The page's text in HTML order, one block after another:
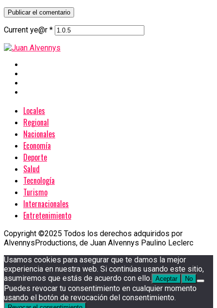
Current ye@r *
Locales
Regional
Nacionales
Economía
Deporte
Salud
Tecnología
Turismo
Internacionales
Entretenimiento
Copyright ©2025 Todos los derechos adquiridos por
AlvennysProductions, de Juan Alvennys Paulino Leclerc
Usamos cookies para asegurar que te damos la mejor
experiencia en nuestra web. Si continúas usando este sitio,
asumiremos que estás de acuerdo con ello. Aceptar No
Puedes revocar tu consentimiento en cualquier momento
usando el botón de revocación del consentimiento.